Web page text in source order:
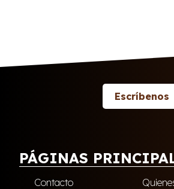
Escríbenos
PÁGINAS
Contacto